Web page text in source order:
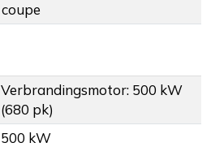
coupe
Verbrandingsmotor: 500 kW
(680 pk)
500 kW